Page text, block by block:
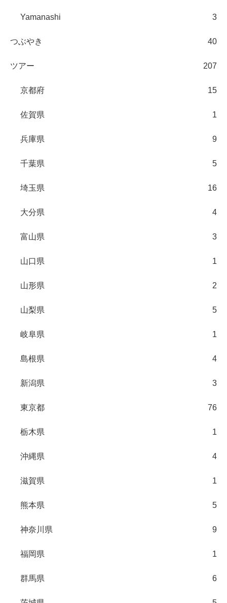
Yamanashi 3
つぶやき 40
ツアー 207
京都府 15
佐賀県 1
兵庫県 9
千葉県 5
埼玉県 16
大分県 4
富山県 3
山口県 1
山形県 2
山梨県 5
岐阜県 1
島根県 4
新潟県 3
東京都 76
栃木県 1
沖縄県 4
滋賀県 1
熊本県 5
神奈川県 9
福岡県 1
群馬県 6